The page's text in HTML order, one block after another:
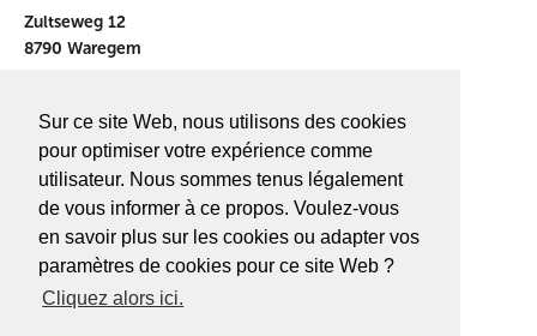
Sur ce site Web, nous utilisons des cookies
pour optimiser votre expérience comme
utilisateur. Nous sommes tenus légalement
de vous informer à ce propos. Voulez-vous
en savoir plus sur les cookies ou adapter vos
paramètres de cookies pour ce site Web ?
Cliquez alors ici.
Zultseweg 12
8790 Waregem
BE 0466527339
A PROPOS DEGOLF.BE
Avantages Golf.be